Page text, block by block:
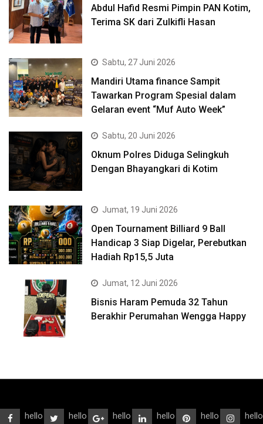
Abdul Hafid Resmi Pimpin PAN Kotim,
Terima SK dari Zulkifli Hasan
Sabtu, 27 Juni 2026
Mandiri Utama finance Sampit
Tawarkan Program Spesial dalam
Gelaran event “Muf Auto Week”
Sabtu, 20 Juni 2026
Oknum Polres Diduga Selingkuh
Dengan Bhayangkari di Kotim
Jumat, 19 Juni 2026
Open Tournament Billiard 9 Ball
Handicap 3 Siap Digelar, Perebutkan
Hadiah Rp15,5 Juta
Jumat, 12 Juni 2026
Bisnis Haram Pemuda 32 Tahun
Berakhir Perumahan Wengga Happy
hello hello hello hello hello hello